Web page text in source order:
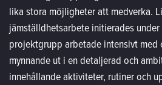
lika stora möjligheter att medverka.
jämställdhetsarbete initierades
projektgrupp arbetade intensivt med
mynnande ut i en detaljerad och
innehållande aktiviteter, rutiner och